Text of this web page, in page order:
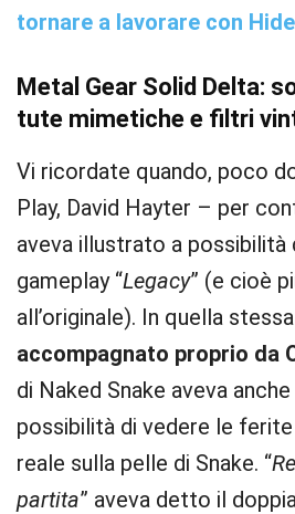
tornare a lavorare con
Metal Gear Solid Delta:
tute mimetiche e filtri
Vi ricordate quando, poco
Play, David Hayter – per
aveva illustrato a possibilità
gameplay “Legacy” (e cioè
all’originale). In quella
accompagnato proprio da
di Naked Snake aveva
possibilità di vedere le
reale sulla pelle di Snake. “
partita” aveva detto il